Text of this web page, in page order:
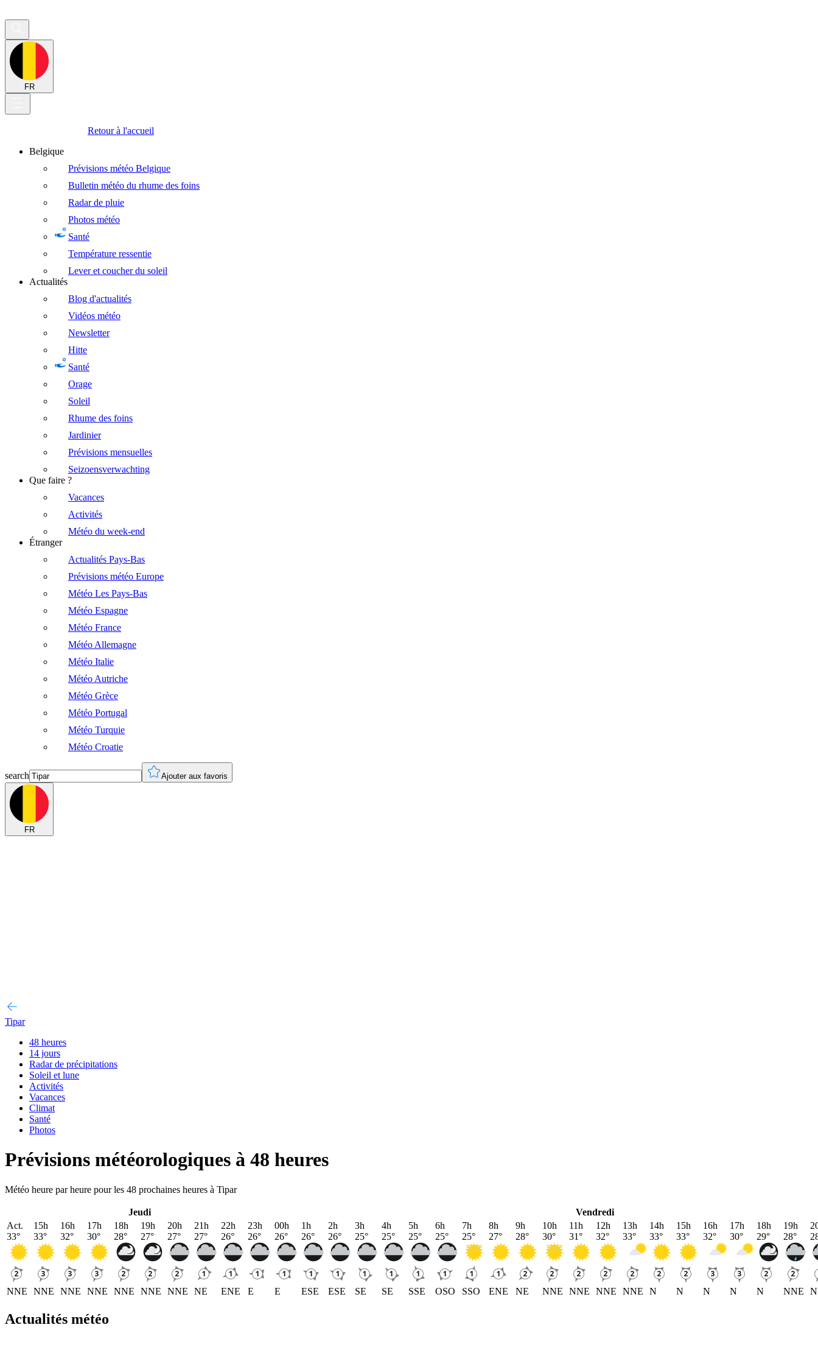
FR
Retour à l'accueil
Belgique
Prévisions météo Belgique
Bulletin météo du rhume des foins
Radar de pluie
Photos météo
Santé
Température ressentie
Lever et coucher du soleil
Actualités
Blog d'actualités
Vidéos météo
Newsletter
Hitte
Santé
Orage
Soleil
Rhume des foins
Jardinier
Prévisions mensuelles
Seizoensverwachting
Que faire ?
Vacances
Activités
Météo du week-end
Étranger
Actualités Pays-Bas
Prévisions météo Europe
Météo Les Pays-Bas
Météo Espagne
Météo France
Météo Allemagne
Météo Italie
Météo Autriche
Météo Grèce
Météo Portugal
Météo Turquie
Météo Croatie
search Ajouter aux favoris
FR
Tipar
48 heures
14 jours
Radar de précipitations
Soleil et lune
Activités
Vacances
Climat
Santé
Photos
Prévisions météorologiques à 48 heures
Météo heure par heure pour les 48 prochaines heures à Tipar
Jeudi
Vendredi
Act.
33°
NNE
15h
33°
NNE
16h
32°
NNE
17h
30°
NNE
18h
28°
NNE
19h
27°
NNE
20h
27°
NNE
21h
27°
NE
22h
26°
ENE
23h
26°
E
00h
26°
E
1h
26°
ESE
2h
26°
ESE
3h
25°
SE
4h
25°
SE
5h
25°
SSE
6h
25°
OSO
7h
25°
SSO
8h
27°
ENE
9h
28°
NE
10h
30°
NNE
11h
31°
NNE
12h
32°
NNE
13h
33°
NNE
14h
33°
N
15h
33°
N
16h
32°
N
17h
30°
N
18h
29°
N
19h
28°
NNE
Actualités météo